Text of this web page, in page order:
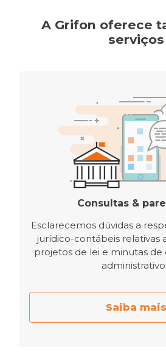
A Grifon oferece
serviços
Consultas &
Esclarecemos dúvidas a
jurídico-contábeis relativas
projetos de lei e minutas de
Saiba mais